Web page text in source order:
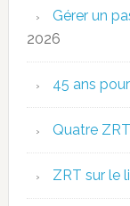
Gérer un
2026
45 ans
Quatre
ZRT sur le